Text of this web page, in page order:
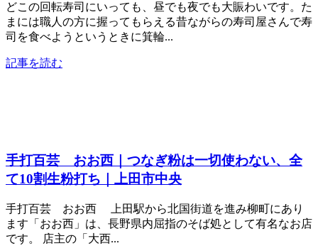
どこの回転寿司にいっても、昼でも夜でも大賑わいです。た
まには職人の方に握ってもらえる昔ながらの寿司屋さんで寿
司を食べようというときに箕輪...
記事を読む
手打百芸 おお西｜つなぎ粉は一切使わない、全
て10割生粉打ち｜上田市中央
手打百芸 おお西 上田駅から北国街道を進み柳町にあり
ます「おお西」は、長野県内屈指のそば処として有名なお店
です。 店主の「大西...